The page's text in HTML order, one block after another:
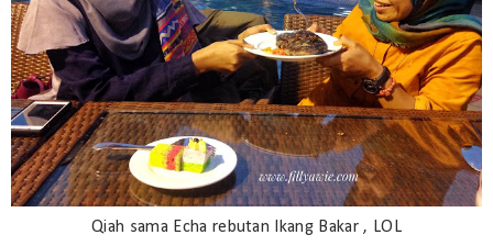
Qiah sama Echa rebutan Ikang Bakar , LOL